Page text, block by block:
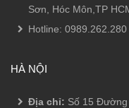
Sơn, Hóc Môn,TP
Hotline: 0989.262.280
HÀ NỘI
Địa chỉ: Số 15